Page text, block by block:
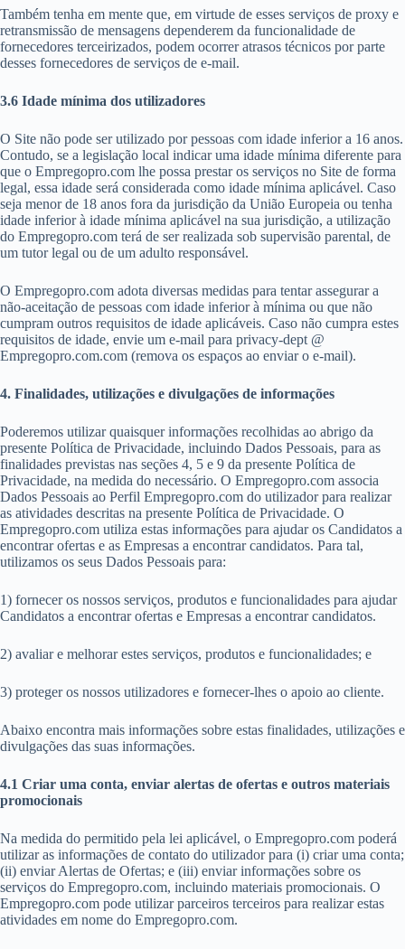
Também tenha em mente que, em virtude de esses serviços de proxy e
retransmissão de mensagens dependerem da funcionalidade de
fornecedores terceirizados, podem ocorrer atrasos técnicos por parte
desses fornecedores de serviços de e-mail.
3.6 Idade mínima dos utilizadores
O Site não pode ser utilizado por pessoas com idade inferior a 16 anos.
Contudo, se a legislação local indicar uma idade mínima diferente para
que o Empregopro.com lhe possa prestar os serviços no Site de forma
legal, essa idade será considerada como idade mínima aplicável. Caso
seja menor de 18 anos fora da jurisdição da União Europeia ou tenha
idade inferior à idade mínima aplicável na sua jurisdição, a utilização
do Empregopro.com terá de ser realizada sob supervisão parental, de
um tutor legal ou de um adulto responsável.
O Empregopro.com adota diversas medidas para tentar assegurar a
não-aceitação de pessoas com idade inferior à mínima ou que não
cumpram outros requisitos de idade aplicáveis. Caso não cumpra estes
requisitos de idade, envie um e-mail para privacy-dept @
Empregopro.com.com (remova os espaços ao enviar o e-mail).
4. Finalidades, utilizações e divulgações de informações
Poderemos utilizar quaisquer informações recolhidas ao abrigo da
presente Política de Privacidade, incluindo Dados Pessoais, para as
finalidades previstas nas seções 4, 5 e 9 da presente Política de
Privacidade, na medida do necessário. O Empregopro.com associa
Dados Pessoais ao Perfil Empregopro.com do utilizador para realizar
as atividades descritas na presente Política de Privacidade. O
Empregopro.com utiliza estas informações para ajudar os Candidatos a
encontrar ofertas e as Empresas a encontrar candidatos. Para tal,
utilizamos os seus Dados Pessoais para:
1) fornecer os nossos serviços, produtos e funcionalidades para ajudar
Candidatos a encontrar ofertas e Empresas a encontrar candidatos.
2) avaliar e melhorar estes serviços, produtos e funcionalidades; e
3) proteger os nossos utilizadores e fornecer-lhes o apoio ao cliente.
Abaixo encontra mais informações sobre estas finalidades, utilizações e
divulgações das suas informações.
4.1 Criar uma conta, enviar alertas de ofertas e outros materiais
promocionais
Na medida do permitido pela lei aplicável, o Empregopro.com poderá
utilizar as informações de contato do utilizador para (i) criar uma conta;
(ii) enviar Alertas de Ofertas; e (iii) enviar informações sobre os
serviços do Empregopro.com, incluindo materiais promocionais. O
Empregopro.com pode utilizar parceiros terceiros para realizar estas
atividades em nome do Empregopro.com.